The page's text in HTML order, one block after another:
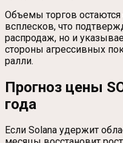
Объемы торгов
всплесков, что
распродаж, но и
стороны агрессивных
ралли.
Прогноз цены
года
Если Solana удержит